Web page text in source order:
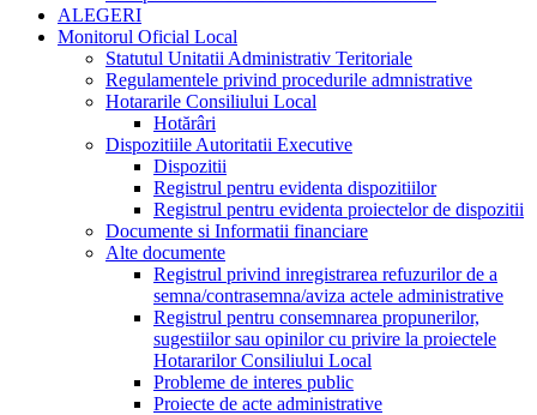
ALEGERI
Monitorul Oficial Local
Statutul Unitatii Administrativ Teritoriale
Regulamentele privind procedurile admnistrative
Hotararile Consiliului Local
Hotărâri
Dispozitiile Autoritatii Executive
Dispozitii
Registrul pentru evidenta dispozitiilor
Registrul pentru evidenta proiectelor de dispozitii
Documente si Informatii financiare
Alte documente
Registrul privind inregistrarea refuzurilor de a
semna/contrasemna/aviza actele administrative
Registrul pentru consemnarea propunerilor,
sugestiilor sau opinilor cu privire la proiectele
Hotararilor Consiliului Local
Probleme de interes public
Proiecte de acte administrative